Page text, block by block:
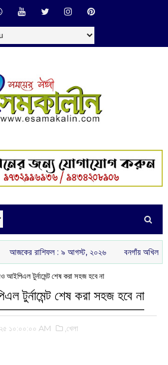
:‌ ‌‌৯ আগস্ট, ২০২৬ বনগাঁয় অখিল ভারতীয় রাষ্ট্রীয়
আইপিএল টুর্নামেন্ট শেষ করা সহজ হবে না
টুর্নামেন্ট শেষ করা সহজ হবে না
১০:০০:০০ AM ,খেলা